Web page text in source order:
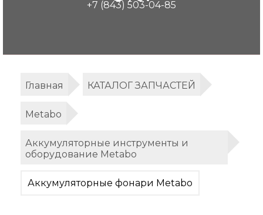
+7 (843) 503-04-85
Главная КАТАЛОГ ЗАПЧАСТЕЙ
Metabo
Аккумуляторные инструменты и
оборудование Metabo
Аккумуляторные фонари Metabo